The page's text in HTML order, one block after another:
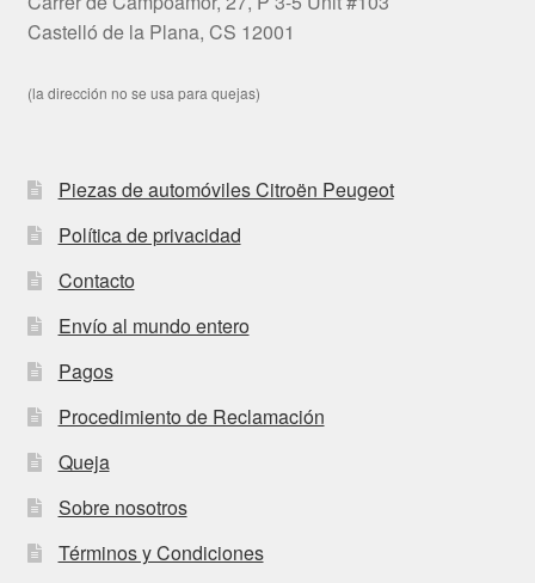
Castelló de la Plana, CS 12001
(la dirección no se usa para quejas)
Piezas de automóviles Citroën Peugeot
Política de privacidad
Contacto
Envío al mundo entero
Pagos
Procedimiento de Reclamación
Queja
Sobre nosotros
Términos y Condiciones